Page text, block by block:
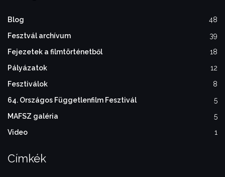
Blog
48
Fesztvál archívum
39
Fejezetek a filmtörténetből
18
Pályázatok
12
Fesztiválok
8
64. Országos Függetlenfilm Fesztivál
5
MAFSZ galéria
5
Video
1
Címkék